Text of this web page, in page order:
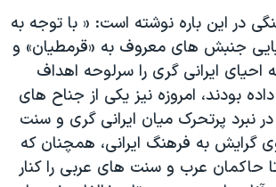
در این باره نوشته است: « با توجه به
جنبش های معروف به «قرمطیان» و
احیای ایرانی گری را سرلوحه اهداف
داده بودند، امروزه نیز یکی از جناح های
نبرد پرتحرک میان ایرانی گری و سنت
گرایش به فرهنگ ایرانی، همچنان که
حاکمان عرب و سنت های عربی را کنار